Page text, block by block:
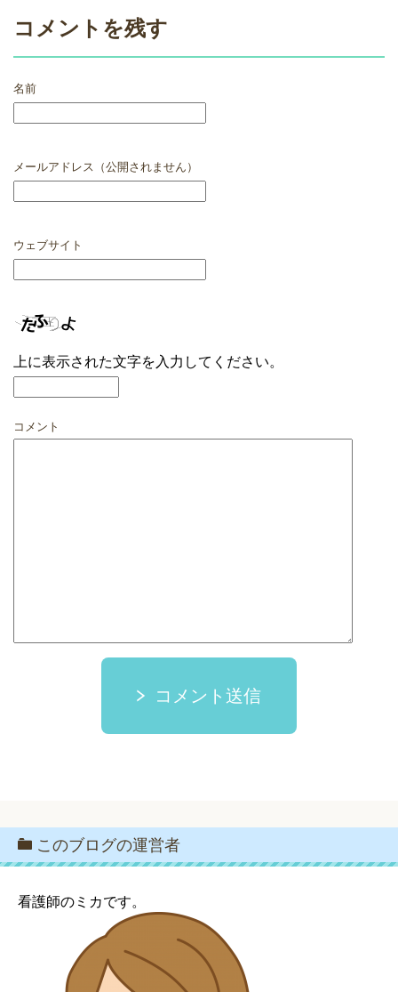
コメントを残す
名前
メールアドレス（公開されません）
ウェブサイト
上に表示された文字を入力してください。
コメント
コメント送信
このブログの運営者
看護師のミカです。